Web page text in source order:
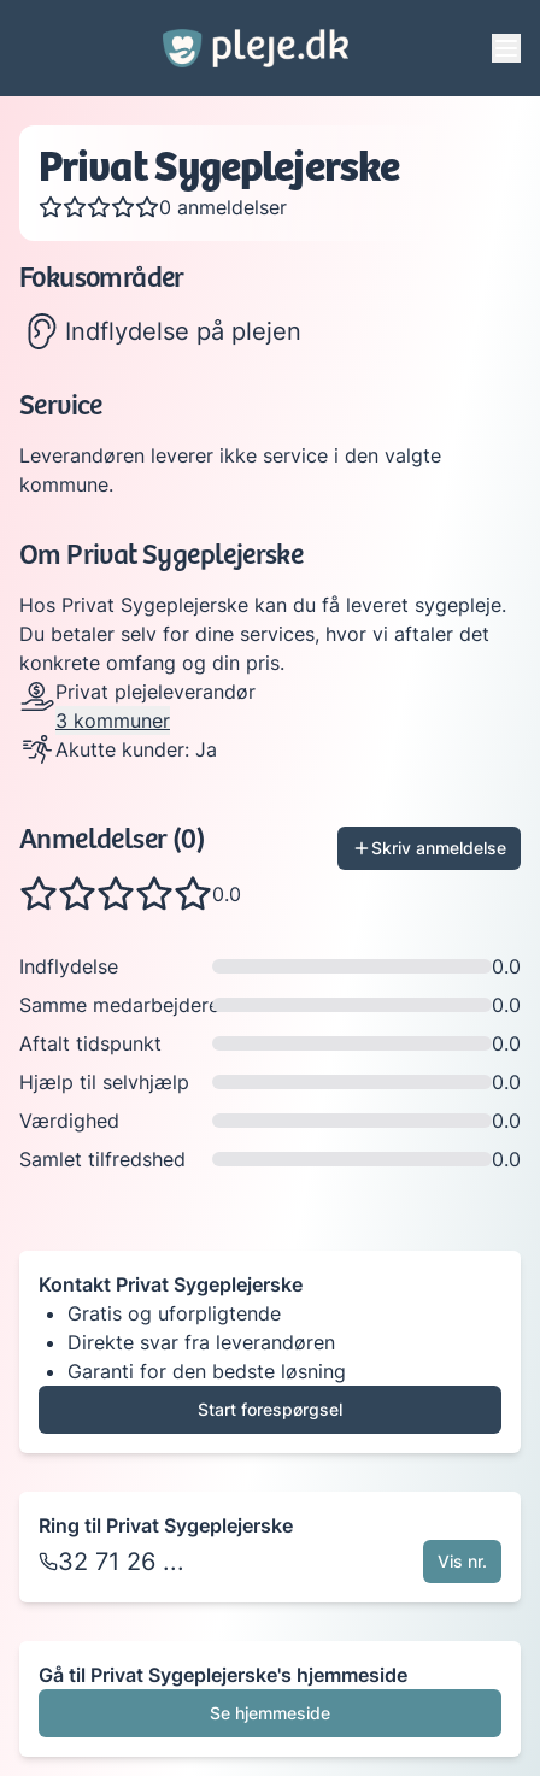
Privat Sygeplejerske
0 anmeldelser
Fokusområder
Indflydelse på plejen
Service
Leverandøren leverer ikke service i den valgte
kommune.
Om Privat Sygeplejerske
Hos Privat Sygeplejerske kan du få leveret sygepleje.
Du betaler selv for dine services, hvor vi aftaler det
konkrete omfang og din pris.
Privat plejeleverandør
3 kommuner
Akutte kunder: Ja
Anmeldelser(0) Skriv anmeldelse
0.0
Indflydelse
0.0
Samme medarbejdere
0.0
Aftalt tidspunkt
0.0
Hjælp til selvhjælp
0.0
Værdighed
0.0
Samlet tilfredshed
0.0
Kontakt Privat Sygeplejerske
Gratis og uforpligtende
Direkte svar fra leverandøren
Garanti for den bedste løsning
Start forespørgsel
Ring til Privat Sygeplejerske
32 71 26 ... Vis nr.
Gå til Privat Sygeplejerske's hjemmeside
Se hjemmeside